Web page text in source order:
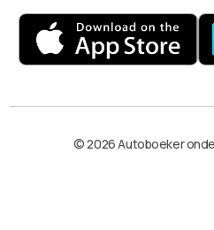
© 2026 Autoboeker